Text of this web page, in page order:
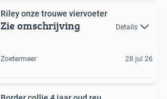
Riley onze trouwe viervoeter
Zie omschrijving Details
Zoetermeer 28 jul 26